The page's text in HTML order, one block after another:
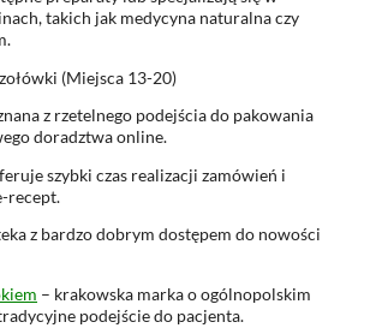
takich jak medycyna naturalna czy
(Miejsca 13-20)
z rzetelnego podejścia do pakowania
doradztwa online.
szybki czas realizacji zamówień i
recept.
z bardzo dobrym dostępem do nowości
– krakowska marka o ogólnopolskim
podejście do pacjenta.